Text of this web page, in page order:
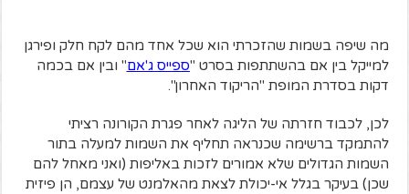
מה שיפה בשמות שהזכרתי הוא שכל אחד מהם לקח חלק ופירגן
למייקל בין אם בהשתתפות בסרט "ספייס ג'אם" ובין אם בכמה
דקות בסדרת המופת "הריקוד האחרון".
לכן, לכבוד חזרתה של הליגה לאחר פגרת הקורונה רציתי
להתמקד ברשימה שכנראה תחליף את השמות למעלה בתור
השמות הגדולים שלא אמורים לזכות באליפות (ואני מאחל להם
שכן) בעיקר בגלל אי-יכולת לצאת מהאלמנט של עצמם, הן פיזית